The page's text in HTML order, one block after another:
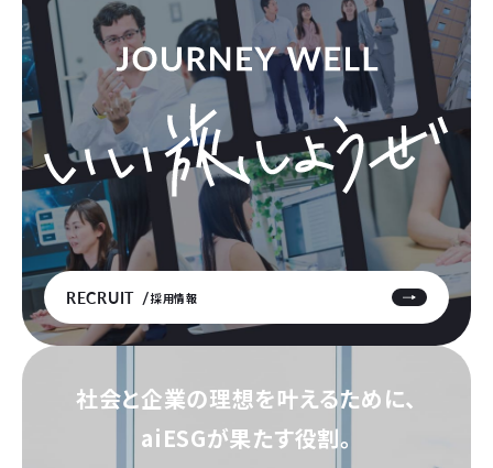
RECRUIT 採用情報
社会と企業の理想を叶えるために、
aiESGが果たす役割。